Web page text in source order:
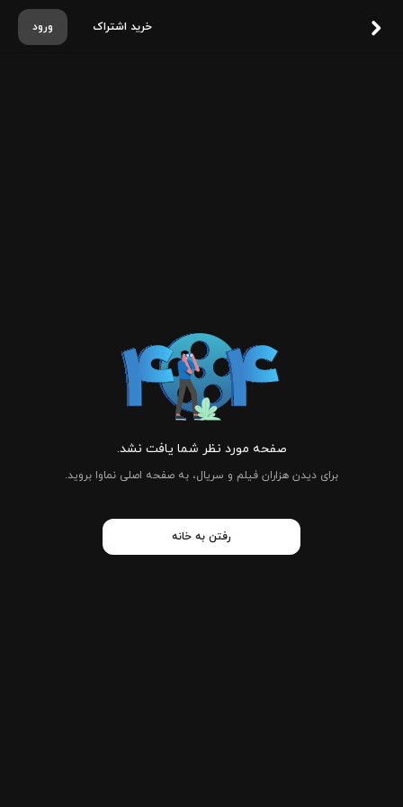
ورود خرید اشتراک
صفحه مورد نظر شما یافت نشد.
برای دیدن هزاران فیلم و سریال، به صفحه اصلی نماوا بروید.
رفتن به خانه